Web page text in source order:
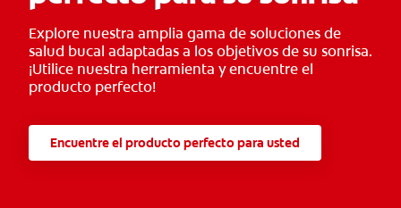
Explore nuestra amplia gama de soluciones de
salud bucal adaptadas a los objetivos de su sonrisa.
¡Utilice nuestra herramienta y encuentre el
producto perfecto!
Encuentre el producto perfecto para usted